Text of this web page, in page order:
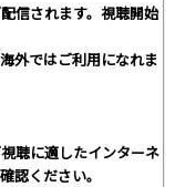
信されます。視聴開始
外ではご利用になれま
聴に適したインターネ
認ください。